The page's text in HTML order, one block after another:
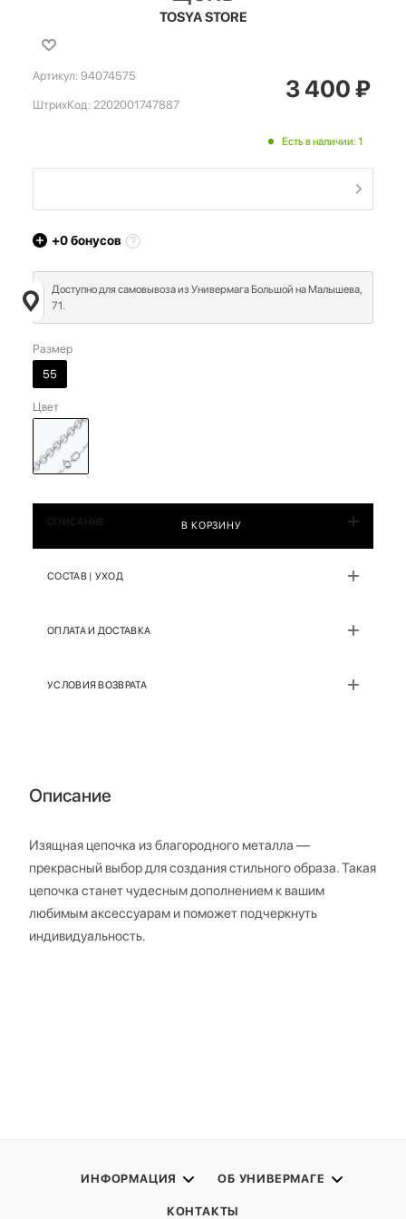
TOSYA STORE
Артикул: 94074575
ШтрихКод: 2202001747887
3 400₽
Есть в наличии: 1
+0бонусов
Доступно для самовывоза из Универмага Большой на Малышева,
71.
Размер
55
Цвет
В КОРЗИНУ
ОПИСАНИЕ
СОСТАВ | УХОД
ОПЛАТА И ДОСТАВКА
УСЛОВИЯ ВОЗВРАТА
Описание
Изящная цепочка из благородного металла —
прекрасный выбор для создания стильного образа. Такая
цепочка станет чудесным дополнением к вашим
любимым аксессуарам и поможет подчеркнуть
индивидуальность.
ИНФОРМАЦИЯ ОБ УНИВЕРМАГЕ
КОНТАКТЫ